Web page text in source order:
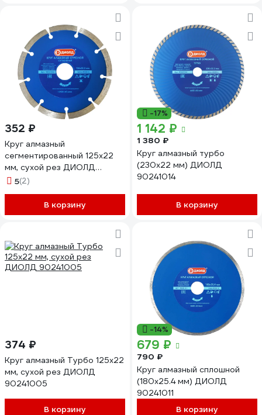
352 ₽
Круг алмазный
сегментированный 125x22
мм, сухой рез ДИОЛД
90241004
5(2)
В корзину
-17%
1 142 ₽
1 380 ₽
Круг алмазный турбо
(230x22 мм) ДИОЛД
90241014
В корзину
374 ₽
Круг алмазный Турбо 125x22
мм, сухой рез ДИОЛД
90241005
В корзину
-14%
679 ₽
790 ₽
Круг алмазный сплошной
(180x25.4 мм) ДИОЛД
90241011
В корзину